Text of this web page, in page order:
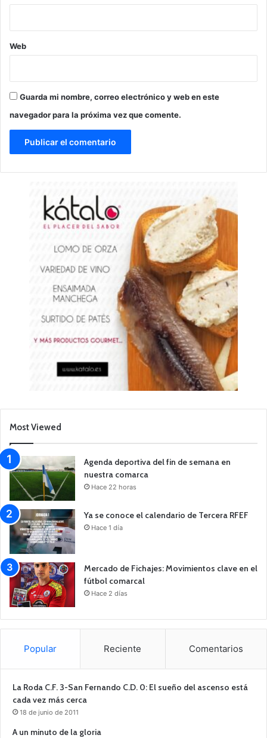
Web
Guarda mi nombre, correo electrónico y web en este
navegador para la próxima vez que comente.
Most Viewed
Agenda deportiva del fin de semana en
nuestra comarca
Hace 22 horas
Ya se conoce el calendario de Tercera RFEF
Hace 1 día
Mercado de Fichajes: Movimientos clave en el
fútbol comarcal
Hace 2 días
Popular Reciente Comentarios
La Roda C.F. 3-San Fernando C.D. 0: El sueño del ascenso está
cada vez más cerca
18 de junio de 2011
A un minuto de la gloria